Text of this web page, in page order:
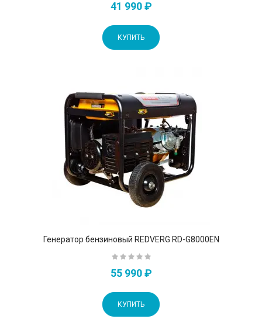
41 990 ₽
КУПИТЬ
Генератор бензиновый REDVERG RD-G8000EN
55 990 ₽
КУПИТЬ